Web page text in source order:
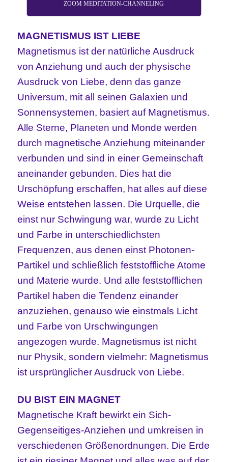
ZOOM MEDITATION-CHANNELING
MAGNETISMUS IST LIEBE
Magnetismus ist der natürliche Ausdruck
von Anziehung und auch der physische
Ausdruck von Liebe, denn das ganze
Universum, mit all seinen Galaxien und
Sonnensystemen, basiert auf Magnetismus.
Alle Sterne, Planeten und Monde werden
durch magnetische Anziehung miteinander
verbunden und sind in einer Gemeinschaft
aneinander gebunden. Dies hat die
Urschöpfung erschaffen, hat alles auf diese
Weise entstehen lassen. Die Urquelle, die
einst nur Schwingung war, wurde zu Licht
und Farbe in unterschiedlichsten
Frequenzen, aus denen einst Photonen-
Partikel und schließlich feststoffliche Atome
und Materie wurde. Und alle feststofflichen
Partikel haben die Tendenz einander
anzuziehen, genauso wie einstmals Licht
und Farbe von Urschwingungen
angezogen wurde. Magnetismus ist nicht
nur Physik, sondern vielmehr: Magnetismus
ist ursprünglicher Ausdruck von Liebe.
DU BIST EIN MAGNET
Magnetische Kraft bewirkt ein Sich-
Gegenseitiges-Anziehen und umkreisen in
verschiedenen Größenordnungen. Die Erde